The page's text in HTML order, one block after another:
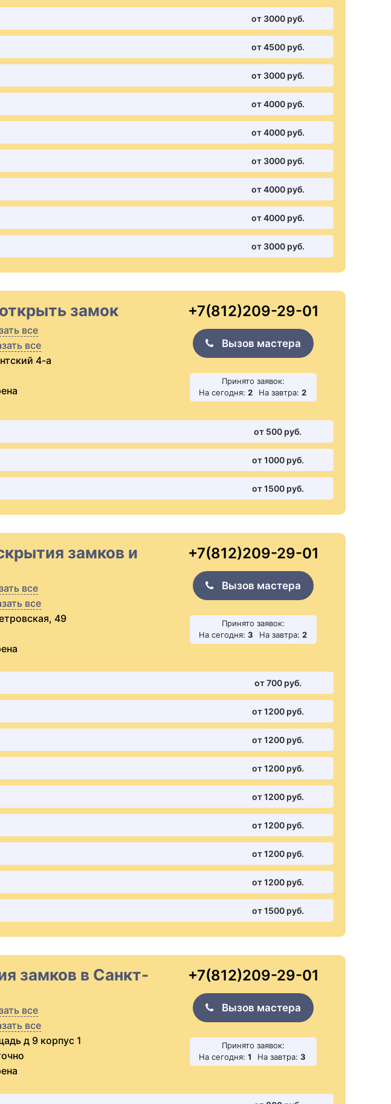
от 3000 pуб.
от 4500 pуб.
от 3000 pуб.
от 4000 pуб.
от 4000 pуб.
от 3000 pуб.
от 4000 pуб.
от 4000 pуб.
от 3000 pуб.
замок
все
все
4-а
+7(812)209-29-01
Вызов мастера
Принято заявок:
На сегодня: 2 На завтра: 2
от 500 pуб.
от 1000 pуб.
от 1500 pуб.
замков и
все
все
49
+7(812)209-29-01
Вызов мастера
Принято заявок:
На сегодня: 3 На завтра: 2
от 700 pуб.
от 1200 pуб.
от 1200 pуб.
от 1200 pуб.
от 1200 pуб.
от 1200 pуб.
от 1200 pуб.
от 1200 pуб.
от 1500 pуб.
замков в Санкт-
все
все
д 9 корпус 1
+7(812)209-29-01
Вызов мастера
Принято заявок:
На сегодня: 1 На завтра: 3